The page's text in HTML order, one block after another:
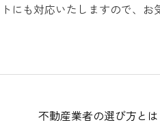
にも対応いたしますので、お
不動産業者の選び方とは